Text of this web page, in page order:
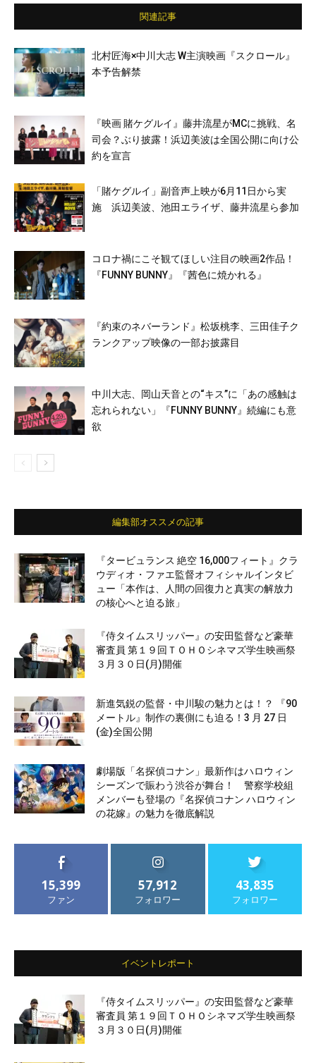
関連記事
北村匠海×中川大志 W主演映画『スクロール』
本予告解禁
『映画 賭ケグルイ』藤井流星がMCに挑戦、名
司会？ぶり披露！浜辺美波は全国公開に向け公
約を宣言
「賭ケグルイ」副音声上映が6月11日から実
施 浜辺美波、池田エライザ、藤井流星ら参加
コロナ禍にこそ観てほしい注目の映画2作品！
『FUNNY BUNNY』『茜色に焼かれる』
『約束のネバーランド』松坂桃李、三田佳子ク
ランクアップ映像の一部お披露目
中川大志、岡山天音との“キス”に「あの感触は
忘れられない」『FUNNY BUNNY』続編にも意
欲
編集部オススメの記事
『タービュランス 絶空 16,000フィート』クラ
ウディオ・ファエ監督オフィシャルインタビ
ュー「本作は、人間の回復力と真実の解放力
の核心へと迫る旅」
『侍タイムスリッパー』の安田監督など豪華
審査員 第１９回ＴＯＨＯシネマズ学生映画祭
３月３０日(月)開催
新進気鋭の監督・中川駿の魅力とは！？ 『90
メートル』制作の裏側にも迫る！3 月 27 日
(金)全国公開
劇場版「名探偵コナン」最新作はハロウィン
シーズンで賑わう渋谷が舞台！ 警察学校組
メンバーも登場の『名探偵コナン ハロウィン
の花嫁』の魅力を徹底解説
15,399
ファン
57,912
フォロワー
43,835
フォロワー
イベントレポート
『侍タイムスリッパー』の安田監督など豪華
審査員 第１９回ＴＯＨＯシネマズ学生映画祭
３月３０日(月)開催